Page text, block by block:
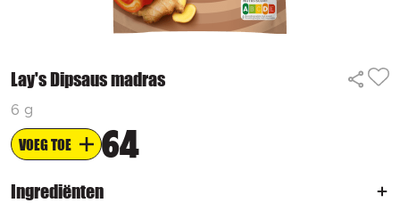
Lay's Dipsaus madras
6 g
VOEG TOE 64
Ingrediënten